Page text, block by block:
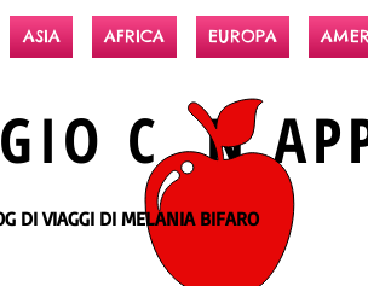
ASIA AFRICA EUROPA
C N
DI VIAGGI DI MELANIA BIFARO